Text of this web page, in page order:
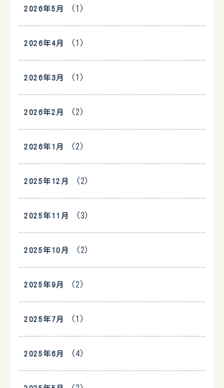
2026年5月 (1)
2026年4月 (1)
2026年3月 (1)
2026年2月 (2)
2026年1月 (2)
2025年12月 (2)
2025年11月 (3)
2025年10月 (2)
2025年9月 (2)
2025年7月 (1)
2025年6月 (4)